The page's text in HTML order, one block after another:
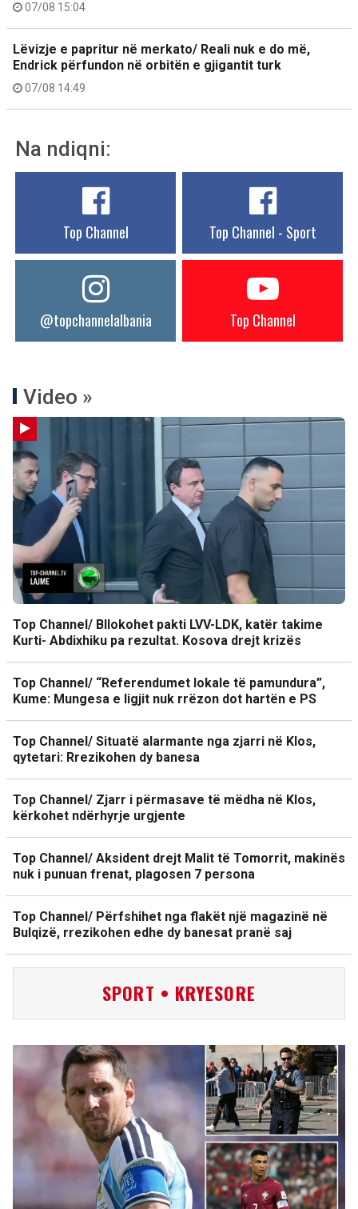
07/08 15:04
Lëvizje e papritur në merkato/ Reali nuk e do më,
Endrick përfundon në orbitën e gjigantit turk
07/08 14:49
Na ndiqni:
Top Channel Top Channel - Sport
@topchannelalbania Top Channel
Video »
Top Channel/ Bllokohet pakti LVV-LDK, katër takime
Kurti- Abdixhiku pa rezultat. Kosova drejt krizës
Top Channel/ “Referendumet lokale të pamundura”,
Kume: Mungesa e ligjit nuk rrëzon dot hartën e PS
Top Channel/ Situatë alarmante nga zjarri në Klos,
qytetari: Rrezikohen dy banesa
Top Channel/ Zjarr i përmasave të mëdha në Klos,
kërkohet ndërhyrje urgjente
Top Channel/ Aksident drejt Malit të Tomorrit, makinës
nuk i punuan frenat, plagosen 7 persona
Top Channel/ Përfshihet nga flakët një magazinë në
Bulqizë, rrezikohen edhe dy banesat pranë saj
SPORT • KRYESORE